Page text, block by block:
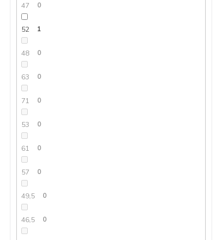
47 0
52 1
48 0
63 0
71 0
53 0
61 0
57 0
49,5 0
46,5 0